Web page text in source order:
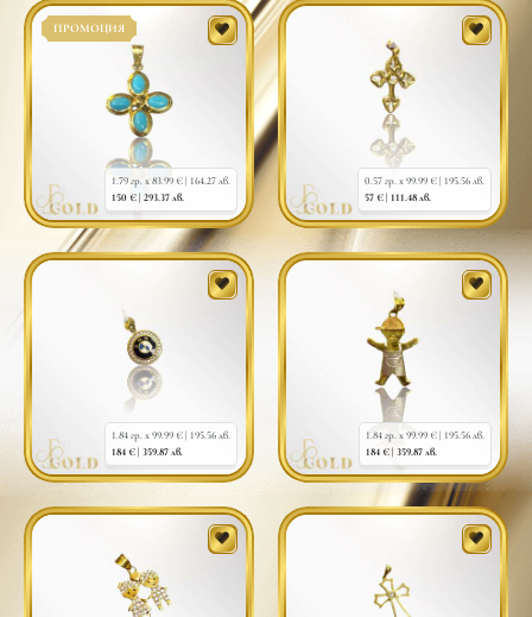
ПРОМОЦИЯ
1.79 гр. x 83.99 € | 164.27 лв.
150 € | 293.37 лв.
0.57 гр. x 99.99 € | 195.56 лв.
57 € | 111.48 лв.
1.84 гр. x 99.99 € | 195.56 лв.
184 € | 359.87 лв.
1.84 гр. x 99.99 € | 195.56 лв.
184 € | 359.87 лв.